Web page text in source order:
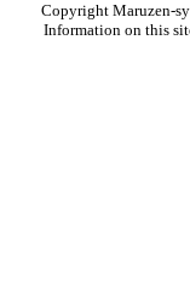
Copyright Maruzen-
Information on this